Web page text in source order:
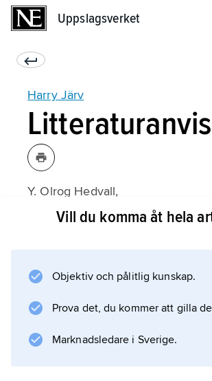
Uppslagsverket
Harry Järv
Y. Olrog Hedvall,
Harry Järv: Tryckta skrifter
Vill du komma åt hela
Objektiv och pålitlig kunskap.
Prova det, du kommer att gilla
Marknadsledare i Sverige.